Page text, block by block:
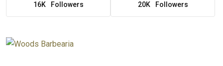
16K Followers 20K Followers